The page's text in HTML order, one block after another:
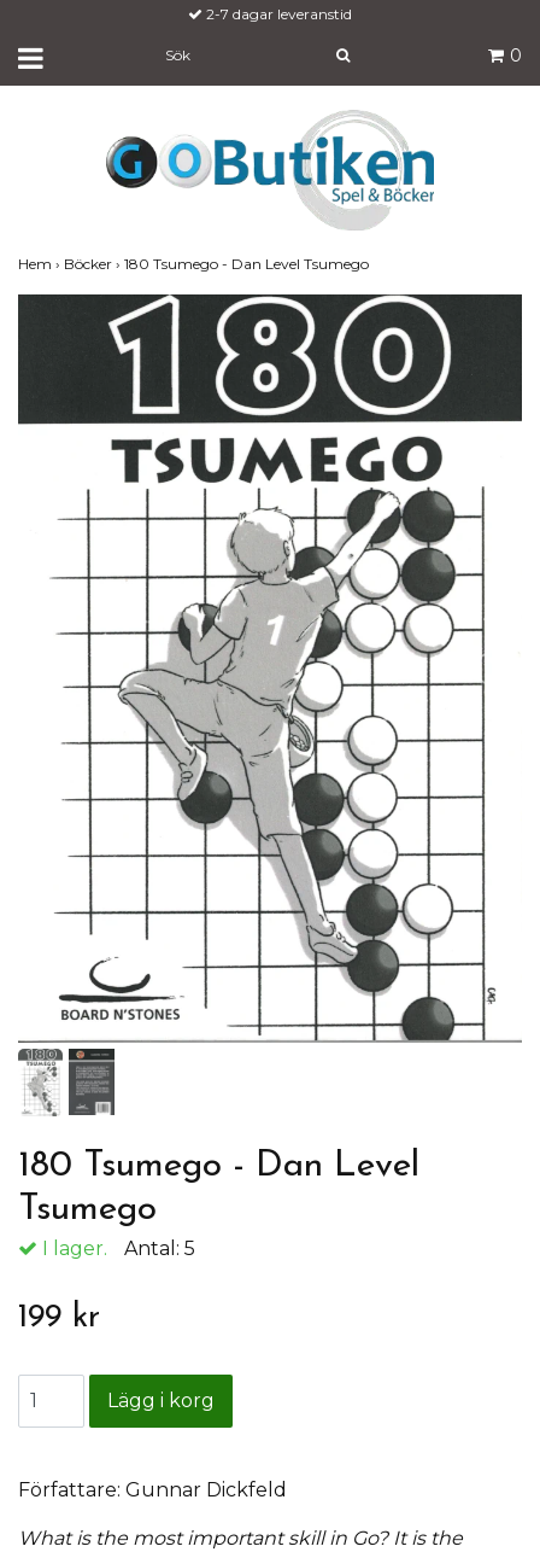
2-7 dagar leveranstid
0
Hem › Böcker › 180 Tsumego - Dan Level Tsumego
180 Tsumego - Dan Level
Tsumego
I lager. Antal: 5
199 kr
Författare: Gunnar Dickfeld
What is the most important skill in Go? It is the